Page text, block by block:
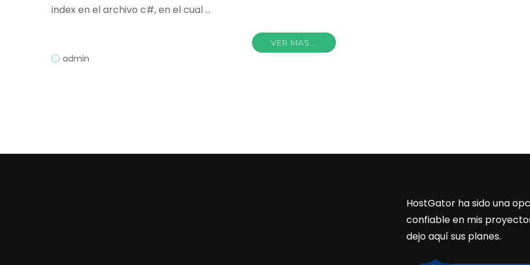
index en el archivo c#, en el cual …
VER MAS...
admin
HostGator ha sido una
confiable en mis
dejo aquí sus planes.